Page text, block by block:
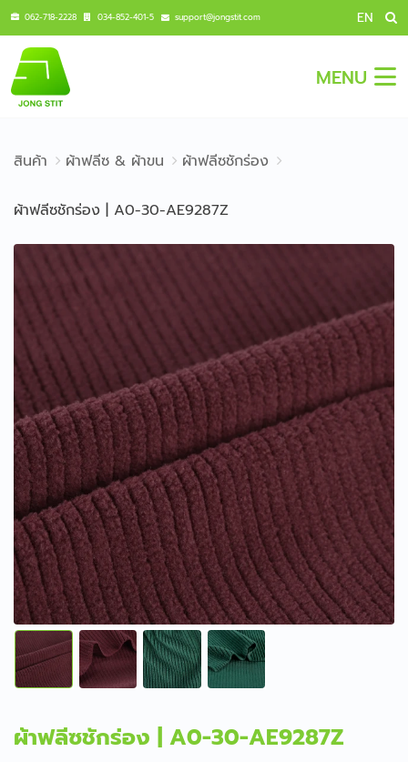
062-718-2228 034-852-401-5 support@jongstit.com EN
MENU
สินค้า ผ้าฟลีซ & ผ้าขน ผ้าฟลีซชักร่อง
ผ้าฟลีซชักร่อง | A0-30-AE9287Z
ผ้าฟลีซชักร่อง | A0-30-AE9287Z